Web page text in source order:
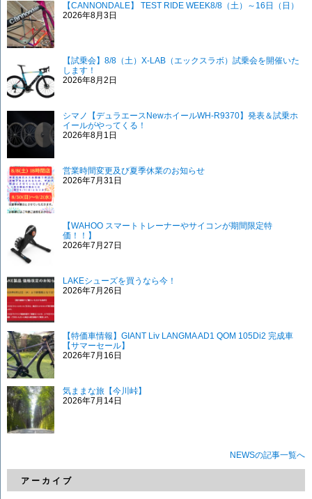
【CANNONDALE】 TEST RIDE WEEK8/8（土）～16日（日）
2026年8月3日
【試乗会】8/8（土）X-LAB（エックスラボ）試乗会を開催いた
します！
2026年8月2日
シマノ【デュラエースNewホイールWH-R9370】発表＆試乗ホ
イールがやってくる！
2026年8月1日
営業時間変更及び夏季休業のお知らせ
2026年7月31日
【WAHOO スマートトレーナーやサイコンが期間限定特
価！！】
2026年7月27日
LAKEシューズを買うなら今！
2026年7月26日
【特価車情報】GIANT Liv LANGMA AD1 QOM 105Di2 完成車
【サマーセール】
2026年7月16日
気ままな旅【今川峠】
2026年7月14日
NEWSの記事一覧へ
アーカイブ